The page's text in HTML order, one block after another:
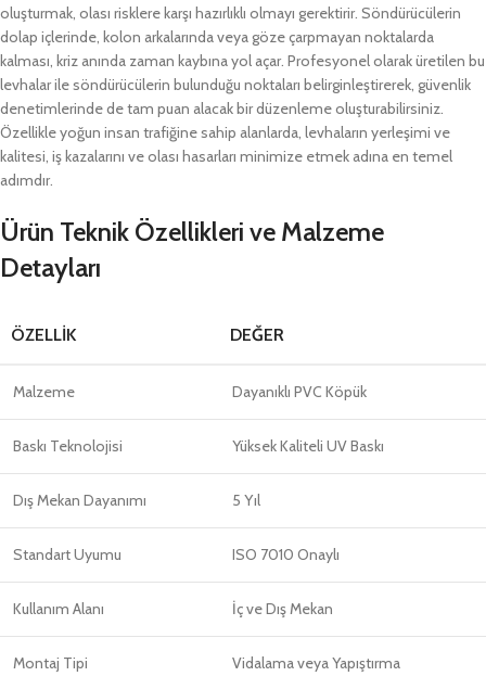
oluşturmak, olası risklere karşı hazırlıklı olmayı gerektirir. Söndürücülerin
dolap içlerinde, kolon arkalarında veya göze çarpmayan noktalarda
kalması, kriz anında zaman kaybına yol açar. Profesyonel olarak üretilen bu
levhalar ile söndürücülerin bulunduğu noktaları belirginleştirerek, güvenlik
denetimlerinde de tam puan alacak bir düzenleme oluşturabilirsiniz.
Özellikle yoğun insan trafiğine sahip alanlarda, levhaların yerleşimi ve
kalitesi, iş kazalarını ve olası hasarları minimize etmek adına en temel
adımdır.
Ürün Teknik Özellikleri ve Malzeme
Detayları
ÖZELLIK DEĞER
Malzeme Dayanıklı PVC Köpük
Baskı Teknolojisi Yüksek Kaliteli UV Baskı
Dış Mekan Dayanımı 5 Yıl
Standart Uyumu ISO 7010 Onaylı
Kullanım Alanı İç ve Dış Mekan
Montaj Tipi Vidalama veya Yapıştırma